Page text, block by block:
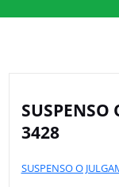
SUSPENSO
3428
SUSPENSO O